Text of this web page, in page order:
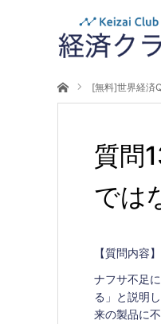
ホーム[無料]世界経済
質問
では
【質問内容】
ナフサ不足
る」と説明
来の製品に